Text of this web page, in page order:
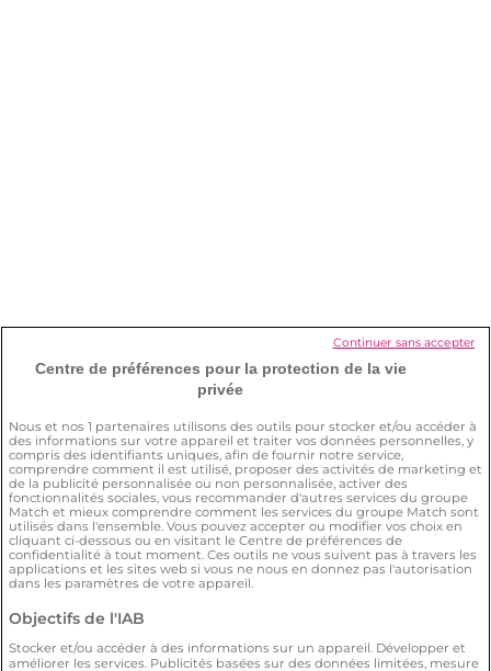
Comment supprimer mon compte ?
Comment s’assurer de ma sécurité sur
le site ?
Conditions générales
Signaler un contenu illégal
Centre de préférences pour la protection de la vie
privée
Nous et nos 1 partenaires utilisons des outils pour stocker et/ou accéder à
des informations sur votre appareil et traiter vos données personnelles, y
compris des identifiants uniques, afin de fournir notre service,
comprendre comment il est utilisé, proposer des activités de marketing et
de la publicité personnalisée ou non personnalisée, activer des
fonctionnalités sociales, vous recommander d'autres services du groupe
Match et mieux comprendre comment les services du groupe Match sont
utilisés dans l'ensemble. Vous pouvez accepter ou modifier vos choix en
cliquant ci-dessous ou en visitant le Centre de préférences de
confidentialité à tout moment. Ces outils ne vous suivent pas à travers les
applications et les sites web si vous ne nous en donnez pas l'autorisation
dans les paramètres de votre appareil.
Objectifs de l'IAB
Stocker et/ou accéder à des informations sur un appareil. Développer et
améliorer les services. Publicités basées sur des données limitées, mesure
Continuer sans accepter